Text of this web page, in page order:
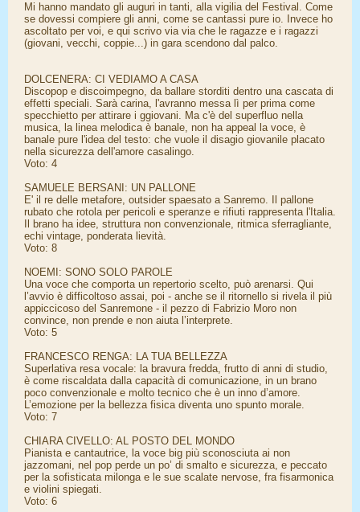
Mi hanno mandato gli auguri in tanti, alla vigilia del Festival. Come
se dovessi compiere gli anni, come se cantassi pure io. Invece ho
ascoltato per voi, e qui scrivo via via che le ragazze e i ragazzi
(giovani, vecchi, coppie...) in gara scendono dal palco.
DOLCENERA: CI VEDIAMO A CASA
Discopop e discoimpegno, da ballare storditi dentro una cascata di
effetti speciali. Sarà carina, l'avranno messa lì per prima come
specchietto per attirare i ggiovani. Ma c'è del superfluo nella
musica, la linea melodica è banale, non ha appeal la voce, è
banale pure l'idea del testo: che vuole il disagio giovanile placato
nella sicurezza dell'amore casalingo.
Voto: 4
SAMUELE BERSANI: UN PALLONE
E' il re delle metafore, outsider spaesato a Sanremo. Il pallone
rubato che rotola per pericoli e speranze e rifiuti rappresenta l'Italia.
Il brano ha idee, struttura non convenzionale, ritmica sferragliante,
echi vintage, ponderata lievità.
Voto: 8
NOEMI: SONO SOLO PAROLE
Una voce che comporta un repertorio scelto, può arenarsi. Qui
l’avvio è difficoltoso assai, poi - anche se il ritornello si rivela il più
appiccicoso del Sanremone - il pezzo di Fabrizio Moro non
convince, non prende e non aiuta l’interprete.
Voto: 5
FRANCESCO RENGA: LA TUA BELLEZZA
Superlativa resa vocale: la bravura fredda, frutto di anni di studio,
è come riscaldata dalla capacità di comunicazione, in un brano
poco convenzionale e molto tecnico che è un inno d’amore.
L’emozione per la bellezza fisica diventa uno spunto morale.
Voto: 7
CHIARA CIVELLO: AL POSTO DEL MONDO
Pianista e cantautrice, la voce big più sconosciuta ai non
jazzomani, nel pop perde un po’ di smalto e sicurezza, e peccato
per la sofisticata milonga e le sue scalate nervose, fra fisarmonica
e violini spiegati.
Voto: 6